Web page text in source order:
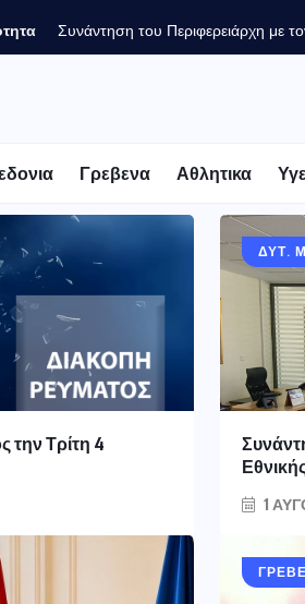
Συνάντηση του Περιφερειάρχη με
Γρεβενα Αθλητικα
την Τρίτη 4
ΔΥΤ.
1